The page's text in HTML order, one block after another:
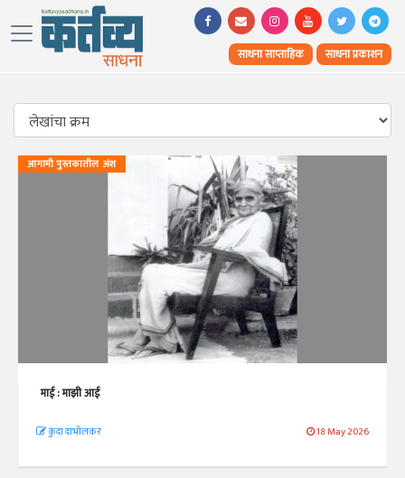
साधना साप्ताहिक साधना प्रकाशन
आगामी पुस्तकातील अंश
माई : माझी आई
कुंदा दाभोलकर 18 May 2026